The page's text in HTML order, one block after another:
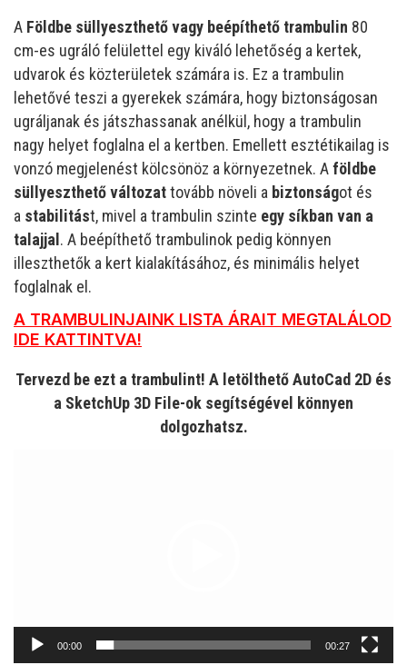
A Földbe süllyeszthető vagy beépíthető trambulin 80
cm-es ugráló felülettel egy kiváló lehetőség a kertek,
udvarok és közterületek számára is. Ez a trambulin
lehetővé teszi a gyerekek számára, hogy biztonságosan
ugráljanak és játszhassanak anélkül, hogy a trambulin
nagy helyet foglalna el a kertben. Emellett esztétikailag is
vonzó megjelenést kölcsönöz a környezetnek. Aföldbe
süllyeszthető változattovább növeli a biztonságot és
a stabilitást, mivel a trambulin szinte egy síkban van a
talajjal. A beépíthető trambulinok pedig könnyen
illeszthetők a kert kialakításához, és minimális helyet
foglalnak el.
A TRAMBULINJAINK LISTA ÁRAIT MEGTALÁLOD
IDE KATTINTVA!
Tervezd be ezt a trambulint! A letölthető AutoCad 2D és
a SketchUp 3D File-ok segítségével könnyen
dolgozhatsz.
00:00 00:27